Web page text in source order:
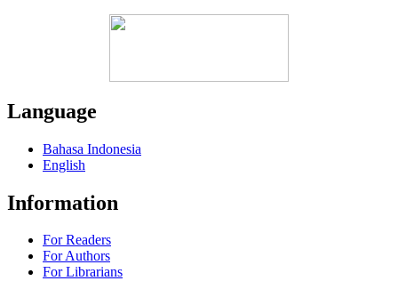
Language
Bahasa Indonesia
English
Information
For Readers
For Authors
For Librarians